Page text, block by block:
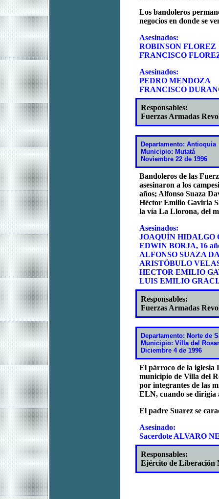
Los bandoleros
negocios en donde se
Asesinados:
ROBINSON FLOREZ
FRANCISCO
Asesinados:
PEDRO MENDOZA
FRANCISCO
Responsables:
Fuerzas Armadas
Departamento: Antioquia
Municipio: Mutatá
Noviembre 22 de 1996
Bandoleros de las
asesinaron a los
años; Alfonso Suaza
Héctor Emilio Gaviria
la vía La Llorona, del
Asesinados:
JOAQUÍN HIDALGO
EDWIN BORJA, 16
ALFONSO SUAZA
ARISTÓBULO
HECTOR EMILIO
LUIS EMILIO
Responsables:
Fuerzas Armadas
Departamento: Norte de
Municipio: Villa del
Diciembre 4 de 1996
El párroco de la iglesia
municipio de Villa del
por integrantes de las
ELN, cuando se dirigia
El padre Suarez se
Asesinado:
Sacerdote ALVARO
Responsables:
Ejército de Liberación